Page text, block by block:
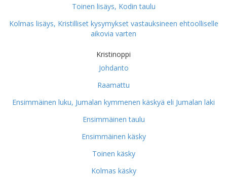
Toinen lisäys, Kodin taulu
Kolmas lisäys, Kristilliset kysymykset vastauksineen ehtoolliselle
aikovia varten
Kristinoppi
Johdanto
Raamattu
Ensimmäinen luku, Jumalan kymmenen käskyä eli Jumalan laki
Ensimmäinen taulu
Ensimmäinen käsky
Toinen käsky
Kolmas käsky